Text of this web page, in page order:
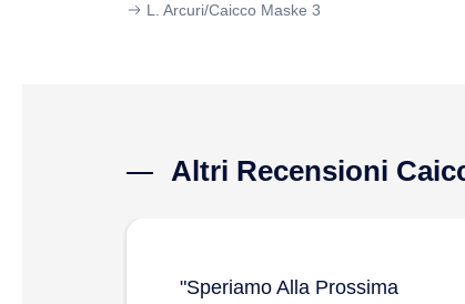
L. Arcuri/Caicco Maske 3
Altri Recensioni
"speriamo Alla Prossima